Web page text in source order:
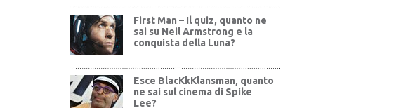
First Man – Il quiz, quanto ne
sai su Neil Armstrong e la
conquista della Luna?
Esce BlacKkKlansman, quanto
ne sai sul cinema di Spike
Lee?